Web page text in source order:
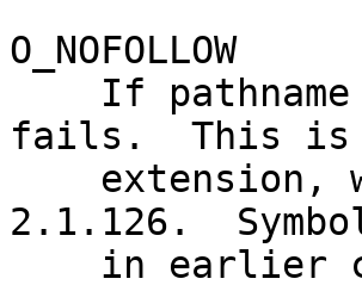
O_NOFOLLOW
fails.  This is a
2.1.126.